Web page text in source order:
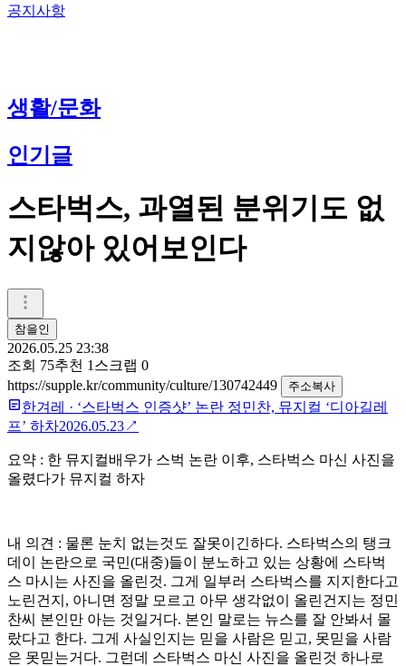
공지사항
생활/문화
인기글
스타벅스, 과열된 분위기도 없
지않아 있어보인다
참을인
2026.05.25 23:38
조회 75추천 1 스크랩 0
https://supple.kr/community/culture/130742449
주소복사
한겨레 · ‘스타벅스 인증샷’ 논란 정민찬, 뮤지컬 ‘디아길레
프’ 하차2026.05.23↗
요약 : 한 뮤지컬배우가 스벅 논란 이후, 스타벅스 마신 사진을
올렸다가 뮤지컬 하자
내 의견 : 물론 눈치 없는것도 잘못이긴하다. 스타벅스의 탱크
데이 논란으로 국민(대중)들이 분노하고 있는 상황에 스타벅
스 마시는 사진을 올린것. 그게 일부러 스타벅스를 지지한다고
노린건지, 아니면 정말 모르고 아무 생각없이 올린건지는 정민
찬씨 본인만 아는 것일거다. 본인 말로는 뉴스를 잘 안봐서 몰
랐다고 한다. 그게 사실인지는 믿을 사람은 믿고, 못믿을 사람
은 못믿는거다. 그런데 스타벅스 마신 사진을 올린것 하나로